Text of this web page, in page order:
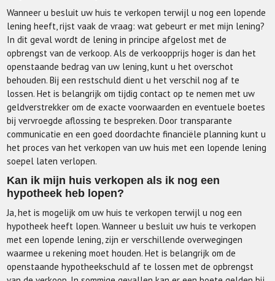
Wanneer u besluit uw huis te verkopen terwijl u nog een lopende
lening heeft, rijst vaak de vraag: wat gebeurt er met mijn lening?
In dit geval wordt de lening in principe afgelost met de
opbrengst van de verkoop. Als de verkoopprijs hoger is dan het
openstaande bedrag van uw lening, kunt u het overschot
behouden. Bij een restschuld dient u het verschil nog af te
lossen. Het is belangrijk om tijdig contact op te nemen met uw
geldverstrekker om de exacte voorwaarden en eventuele boetes
bij vervroegde aflossing te bespreken. Door transparante
communicatie en een goed doordachte financiële planning kunt u
het proces van het verkopen van uw huis met een lopende lening
soepel laten verlopen.
Kan ik mijn huis verkopen als ik nog een
hypotheek heb lopen?
Ja, het is mogelijk om uw huis te verkopen terwijl u nog een
hypotheek heeft lopen. Wanneer u besluit uw huis te verkopen
met een lopende lening, zijn er verschillende overwegingen
waarmee u rekening moet houden. Het is belangrijk om de
openstaande hypotheekschuld af te lossen met de opbrengst